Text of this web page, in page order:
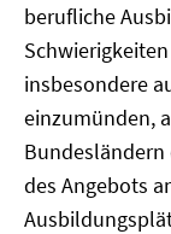
berufliche
insbesondere
einzumünden,
Bundesländern
des Angebots